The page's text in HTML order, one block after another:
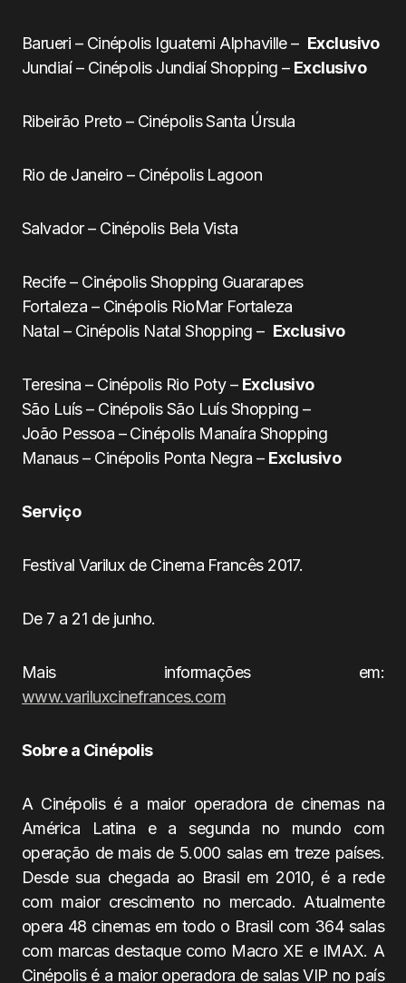
Barueri – Cinépolis Iguatemi Alphaville – Exclusivo
Jundiaí – Cinépolis Jundiaí Shopping – Exclusivo
Ribeirão Preto – Cinépolis Santa Úrsula
Rio de Janeiro – Cinépolis Lagoon
Salvador – Cinépolis Bela Vista
Recife – Cinépolis Shopping Guararapes
Fortaleza – Cinépolis RioMar Fortaleza
Natal – Cinépolis Natal Shopping – Exclusivo
Teresina – Cinépolis Rio Poty – Exclusivo
São Luís – Cinépolis São Luís Shopping –
João Pessoa – Cinépolis Manaíra Shopping
Manaus – Cinépolis Ponta Negra – Exclusivo
Serviço
Festival Varilux de Cinema Francês 2017.
De 7 a 21 de junho.
Mais informações em:
www.variluxcinefrances.com
Sobre a Cinépolis
A Cinépolis é a maior operadora de cinemas na
América Latina e a segunda no mundo com
operação de mais de 5.000 salas em treze países.
Desde sua chegada ao Brasil em 2010, é a rede
com maior crescimento no mercado. Atualmente
opera 48 cinemas em todo o Brasil com 364 salas
com marcas destaque como Macro XE e IMAX. A
Cinépolis é a maior operadora de salas VIP no país